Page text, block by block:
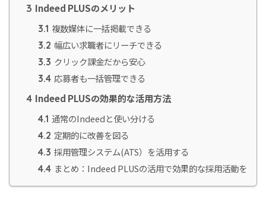
3 Indeed PLUSのメリット
3.1 複数媒体に一括掲載できる
3.2 幅広い求職者にリーチできる
3.3 クリック課金だから安心
3.4 応募者も一括管理できる
4 Indeed PLUSの効果的な活用方法
4.1 通常のIndeedと使い分ける
4.2 定期的に改善を図る
4.3 採用管理システム(ATS）を活用する
4.4 まとめ：Indeed PLUSの活用で効果的な採用活動を